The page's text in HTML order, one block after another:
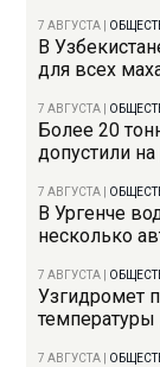
7 АВГУСТА
В
для всех
7 АВГУСТА
Более 20
допустили
7 АВГУСТА
В Ургенче
несколько
7 АВГУСТА
Узгидромет
7 АВГУСТА